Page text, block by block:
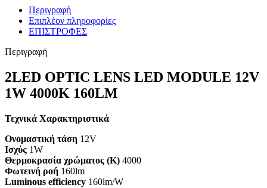
Περιγραφή
Επιπλέον πληροφορίες
ΕΠΙΣΤΡΟΦΕΣ
Περιγραφή
2LED OPTIC LENS LED MODULE 12V
1W 4000K 160LM
Τεχνικά Χαρακτηριστικά
Ονομαστική τάση 12V
Ισχύς 1W
Θερμοκρασία χρώματος (K) 4000
Φωτεινή ροή 160lm
Luminous efficiency 160lm/W